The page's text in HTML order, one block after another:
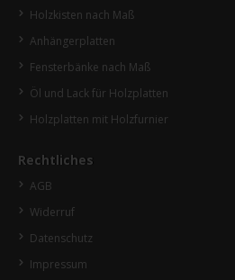
Holzkisten nach Maß
Anhängerplatten
Fensterbänke nach Maß
Öl und Lack für Holzplatten
Holzplatten mit Holzfurnier
Rechtliches
AGB
Widerruf
Datenschutz
Impressum